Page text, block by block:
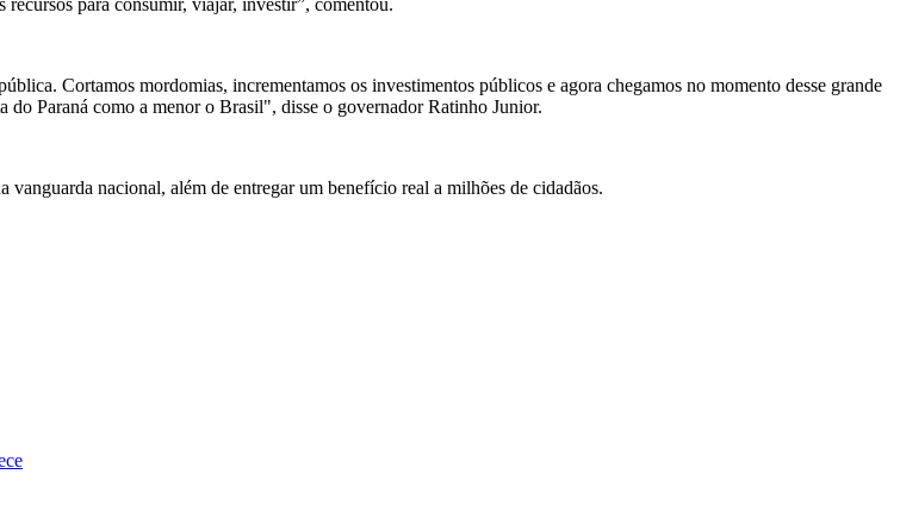
para consumir, viajar, investir”, comentou.
Cortamos mordomias, incrementamos os investimentos públicos e agora chegamos no momento desse grande
do Paraná como a menor o Brasil", disse o governador Ratinho Junior.
vanguarda nacional, além de entregar um benefício real a milhões de cidadãos.